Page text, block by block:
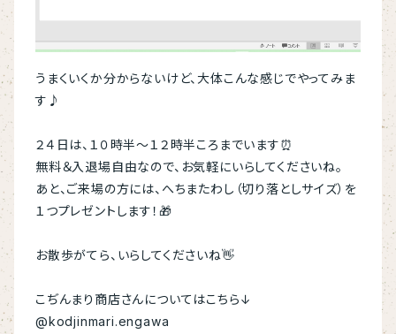
うまくいくか分からないけど、大体こんな感じでやってみま
す♪
２４日は、１０時半～１２時半ころまでいます⏰
無料＆入退場自由なので、お気軽にいらしてくださいね。
あと、ご来場の方には、へちまたわし（切り落としサイズ）を
１つプレゼントします！🎁
お散歩がてら、いらしてくださいね👋
こぢんまり商店さんについてはこちら↓
@kodjinmari.engawa